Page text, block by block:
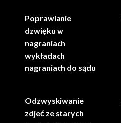
Poprawianie
dzwięku w
nagraniach
wykładach
nagraniach do sądu
Odzwyskiwanie
zdjeć ze starych